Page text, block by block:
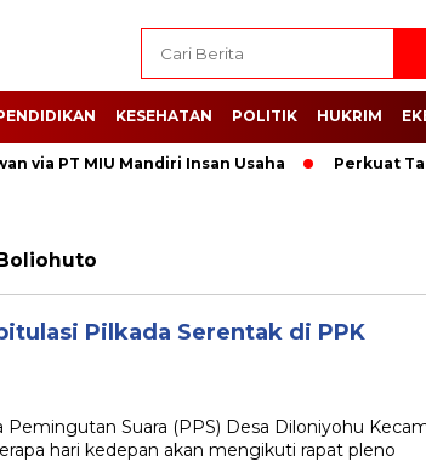
KESEHATAN POLITIK HUKRIM
via PT MIU Mandiri Insan Usaha Perkuat
Pilkada Serentak di PPK
Suara (PPS) Desa Diloniyohu
hari kedepan akan mengikuti rapat pleno